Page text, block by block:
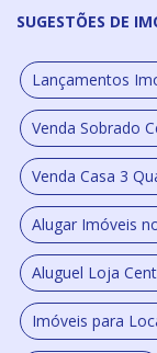
SUGESTÕES DE
Lançamentos
Venda Sobrado
Venda Casa 3
Alugar Imóveis
Aluguel Loja
Imóveis para